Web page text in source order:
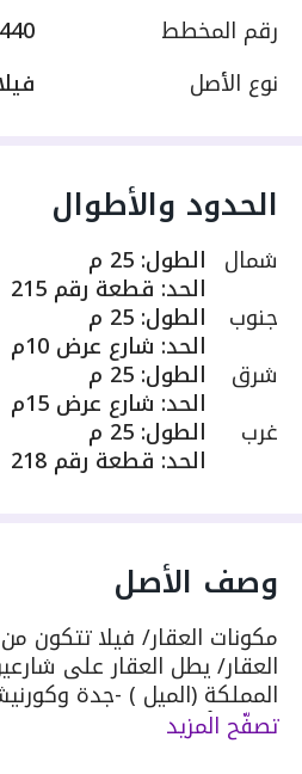
رقم المخطط
440/ب/المعدل
نوع الأصل
الحدود والأطوال
شمال الطول: 25 م
الحد: قطعة رقم 215
جنوب الطول: 25 م
الحد: شارع عرض 10م
شرق الطول: 25 م
الحد: شارع عرض 15م
غرب الطول: 25 م
الحد: قطعة رقم 218
وصف الأصل
مكونات العقار/ فيلا تتكون
العقار/ يطل العقار على
المملكة (الميل ) -جدة
مرسى أبحر وشرم ابحر.
رقم القطعة بين الصك
تصفّح المزيد